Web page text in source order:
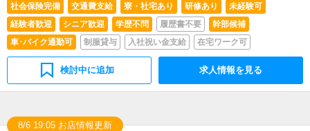
社会保険完備
交通費支給 寮・社宅あり 研修あり
未経験可
経験者歓迎
シニア歓迎 学歴不問 履歴書不要
幹部候補
車･バイク通勤可
制服貸与 入社祝い金支給 在宅ワーク可
検討中に追加 求人情報を見る
8/6 19:05 お店情報更新